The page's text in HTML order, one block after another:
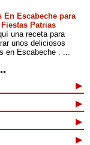
En Escabeche para
Fiestas Patrias
una receta para
unos deliciosos
en Escabeche . ...